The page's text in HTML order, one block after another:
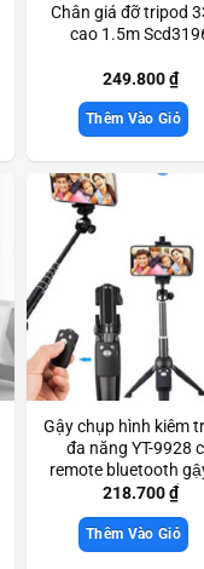
Chân giá đỡ tripod
cao 1.5m
249.800₫
Thêm Vào Giỏ
Gậy chụp hình kiêm
đa năng YT-9928
remote bluetooth
sướng 3 chân chắc
Scd3619
218.700₫
Thêm Vào Giỏ